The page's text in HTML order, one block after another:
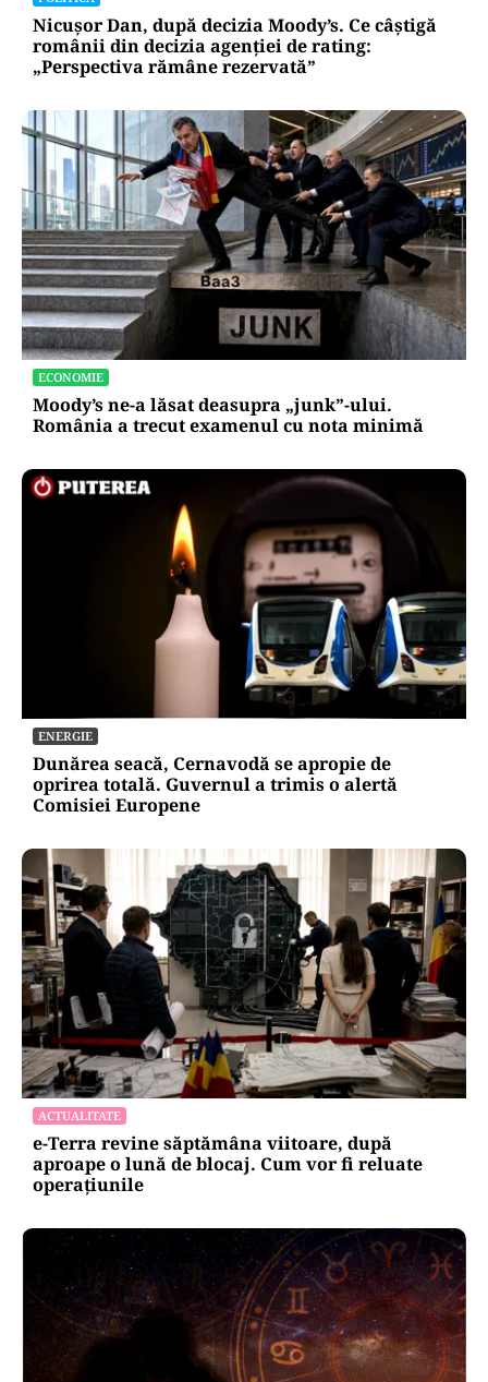
Nicușor Dan, după decizia Moody’s. Ce câștigă
românii din decizia agenției de rating:
„Perspectiva rămâne rezervată”
ECONOMIE
Moody’s ne-a lăsat deasupra „junk”-ului.
România a trecut examenul cu nota minimă
ENERGIE
Dunărea seacă, Cernavodă se apropie de
oprirea totală. Guvernul a trimis o alertă
Comisiei Europene
ACTUALITATE
e-Terra revine săptămâna viitoare, după
aproape o lună de blocaj. Cum vor fi reluate
operațiunile